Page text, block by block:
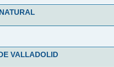
VALLADOLID